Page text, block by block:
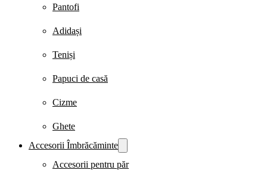
Pantofi
Adidași
Teniși
Papuci de casă
Cizme
Ghete
Accesorii Îmbrăcăminte
Accesorii pentru păr